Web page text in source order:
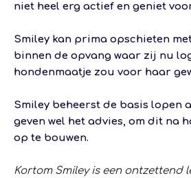
niet heel erg actief en geniet
Smiley kan prima opschieten
binnen de opvang waar zij nu
hondenmaatje zou voor haar
Smiley beheerst de basis lopen
geven wel het advies, om dit na
op te bouwen.
Kortom Smiley is een ontzettend